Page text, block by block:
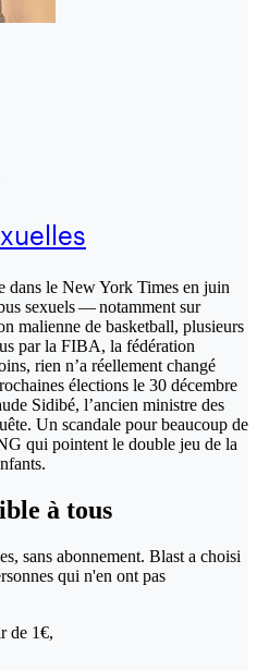
dans le New York Times en juin
sexuels — notamment sur
malienne de basketball, plusieurs
par la FIBA, la fédération
rien n’a réellement changé
élections le 30 décembre
Sidibé, l’ancien ministre des
Un scandale pour beaucoup de
qui pointent le double jeu de la
à tous
sans abonnement. Blast a choisi
qui n'en ont pas
de 1€,